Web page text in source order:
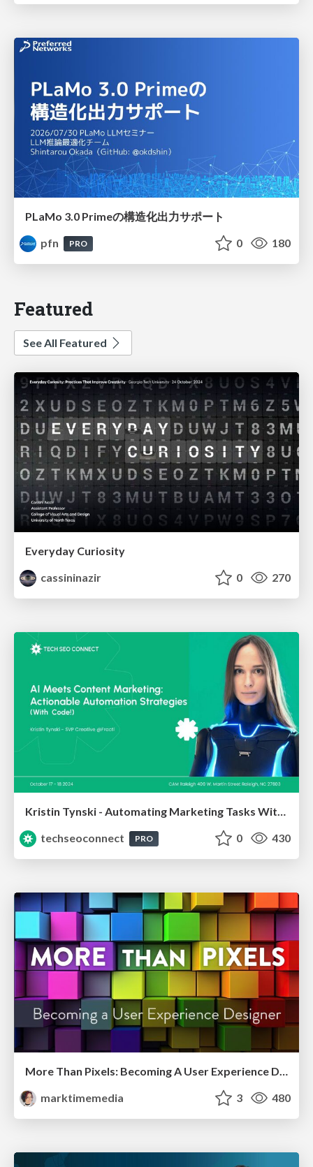
PLaMo 3.0 Primeの構造化出力サポート
pfn
PRO 0 180
Featured
See All Featured
Everyday Curiosity
cassininazir
0 270
Kristin Tynski - Automating Marketing Tasks With AI
techseoconnect
PRO 0 430
More Than Pixels: Becoming A User Experience Designer
marktimemedia
3 480